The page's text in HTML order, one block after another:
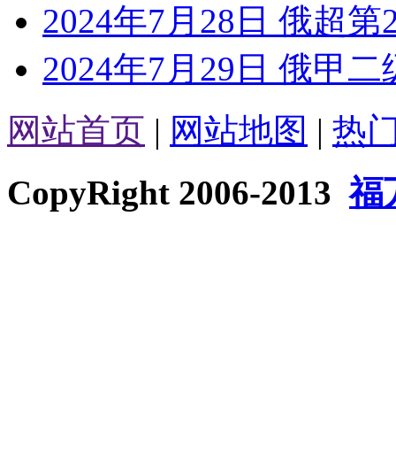
2024年7月28日 俄超
2024年7月29日 俄甲
网站首页 | 网站地图 | 热
CopyRight 2006-2013福